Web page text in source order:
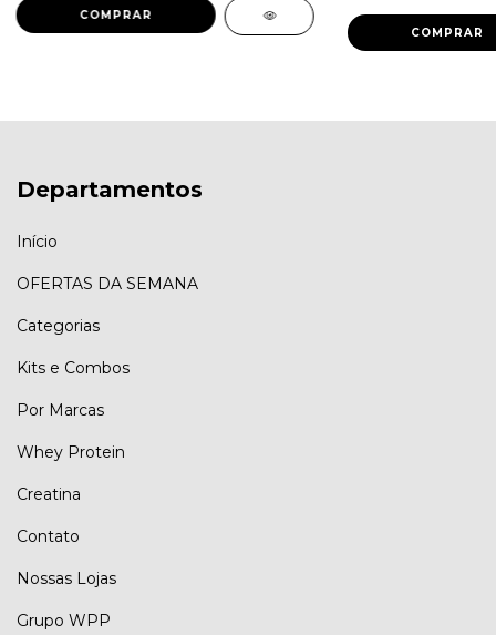
COMPRAR
Departamentos
Início
OFERTAS DA SEMANA
Categorias
Kits e Combos
Por Marcas
Whey Protein
Creatina
Contato
Nossas Lojas
Grupo WPP